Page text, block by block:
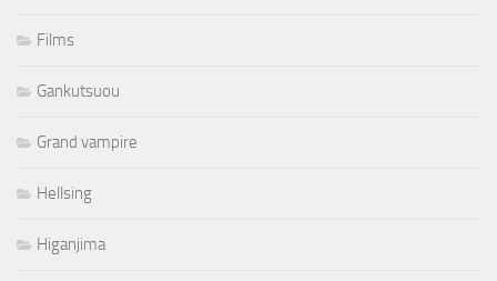
Films
Gankutsuou
Grand vampire
Hellsing
Higanjima